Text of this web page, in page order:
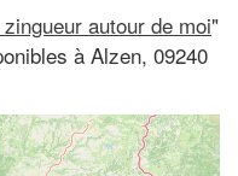
autour de moi"
à Alzen, 09240